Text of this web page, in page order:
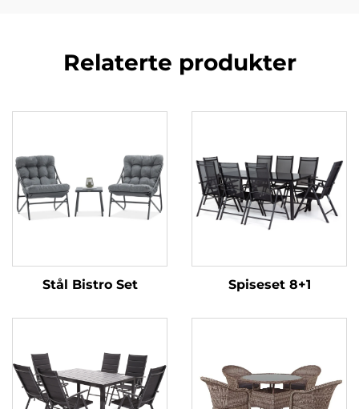
Relaterte produkter
Stål Bistro Set Spiseset 8+1